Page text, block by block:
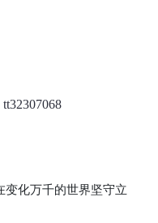
tt32307068
变化万千的世界坚守立